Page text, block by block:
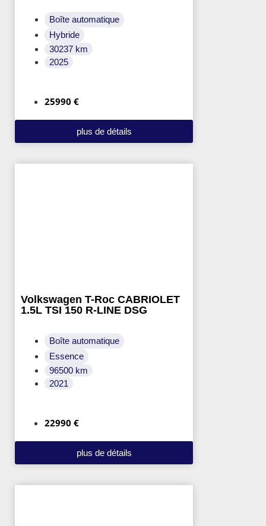
Boîte automatique
Hybride
30237 km
2025
25990 €
plus de détails
Volkswagen T-Roc CABRIOLET
1.5L TSI 150 R-LINE DSG
Boîte automatique
Essence
96500 km
2021
22990 €
plus de détails